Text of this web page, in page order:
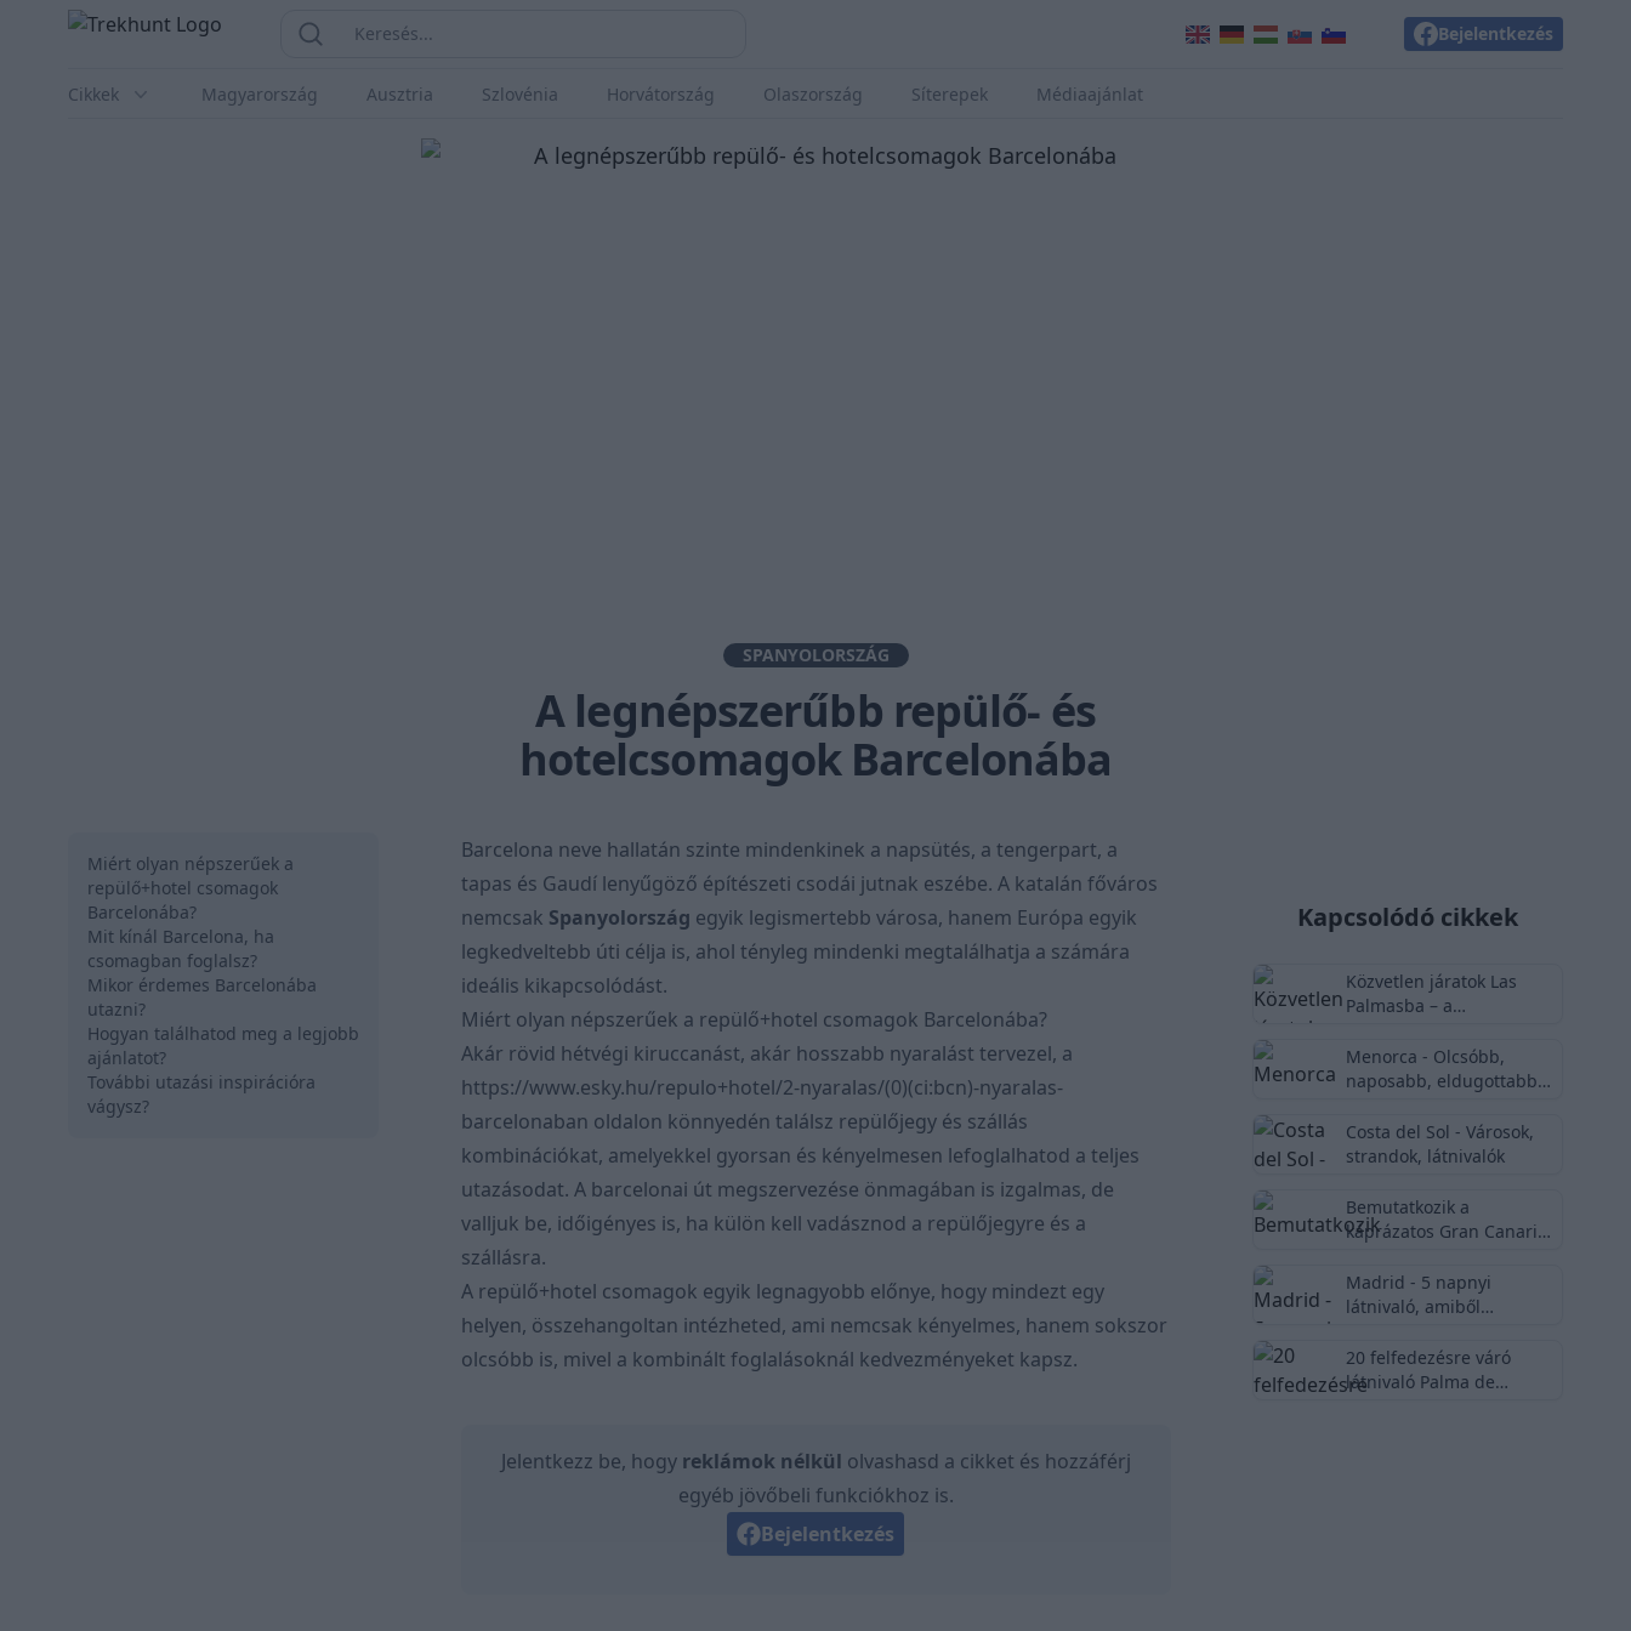
Trekhunt
Keresés Keresés... Bejelentkezés
Cikkek Magyarország Ausztria Szlovénia Horvátország Olaszország Síterepek Médiaajánlat
SPANYOLORSZÁG
A legnépszerűbb repülő- és
hotelcsomagok Barcelonába
Kapcsolódó cikkek
Közvetlen járatok Las
Palmasba – a
nyárhoz Gran Canarián
Menorca - Olcsóbb,
naposabb, eldugottabb
Costa del Sol - Városok,
strandok, látnivalók
Bemutatkozik a
káprázatos Gran Canaria
Madrid - 5 napnyi
látnivaló, amiből
20 felfedezésre váró
látnivaló Palma de
Miért olyan népszerűek a
repülő+hotel csomagok
Barcelonába?
Mit kínál Barcelona, ha
csomagban foglalsz?
Mikor érdemes Barcelonába
utazni?
Hogyan találhatod meg a legjobb
ajánlatot?
További utazási inspirációra
vágysz?
Barcelona neve hallatán szinte mindenkinek a napsütés, a tengerpart, a
tapas és Gaudí lenyűgöző építészeti csodái jutnak eszébe. A katalán főváros
nemcsak Spanyolország egyik legismertebb városa, hanem Európa egyik
legkedveltebb úti célja is, ahol tényleg mindenki megtalálhatja a számára
ideális kikapcsolódást.
Miért olyan népszerűek a repülő+hotel csomagok Barcelonába?
Akár rövid hétvégi kiruccanást, akár hosszabb nyaralást tervezel, a
https://www.esky.hu/repulo+hotel/2-nyaralas/(0)(ci:bcn)-nyaralas-
barcelonaban oldalon könnyedén találsz repülőjegy és szállás
kombinációkat, amelyekkel gyorsan és kényelmesen lefoglalhatod a teljes
utazásodat. A barcelonai út megszervezése önmagában is izgalmas, de
valljuk be, időigényes is, ha külön kell vadásznod a repülőjegyre és a
szállásra.
A repülő+hotel csomagok egyik legnagyobb előnye, hogy mindezt egy
helyen, összehangoltan intézheted, ami nemcsak kényelmes, hanem sokszor
olcsóbb is, mivel a kombinált foglalásoknál kedvezményeket kapsz.
Jelentkezz be, hogy reklámok nélkül olvashasd a cikket és hozzáférj
egyéb jövőbeli funkciókhoz is.
Bejelentkezés